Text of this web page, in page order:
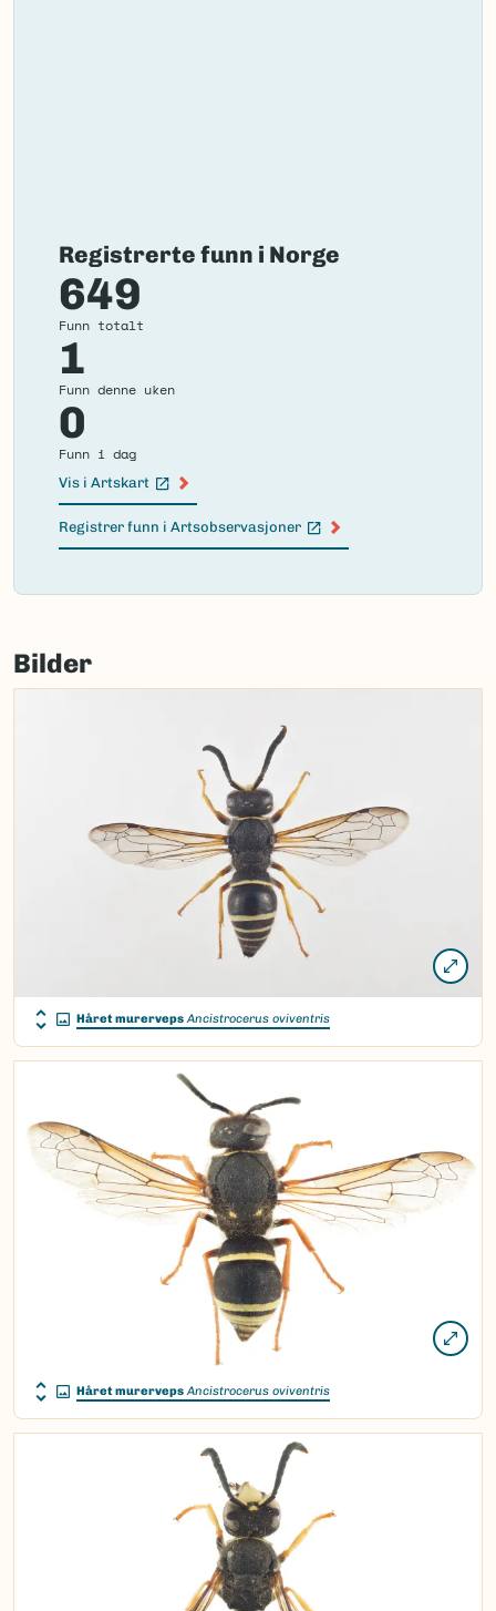
Registrerte funn i Norge
649
Funn totalt
1
Funn denne uken
0
Funn i dag
Vis i Artskart
(Ekstern lenke)
Registrer funn i Artsobservasjoner
(Ekstern lenke)
Failed
load
Bilder
Håret murerveps Ancistrocerus oviventris
Håret murerveps Ancistrocerus oviventris